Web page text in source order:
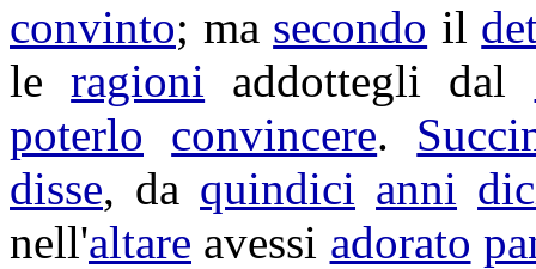
convinto; ma secondo il
leragioni addottegli dal
poterlo
convincere.
disse, da quindici anni
nell'altare avessi adorato